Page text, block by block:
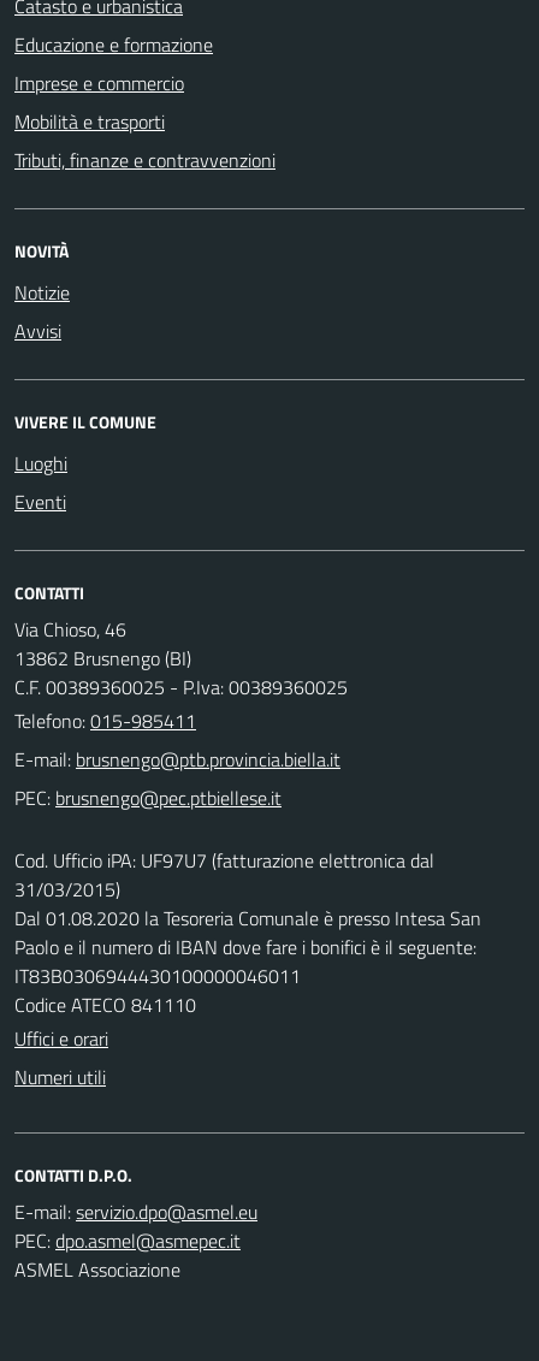
Educazione e formazione
Imprese e commercio
Mobilità e trasporti
Tributi, finanze e contravvenzioni
NOVITÀ
Notizie
Avvisi
VIVERE IL COMUNE
Luoghi
Eventi
CONTATTI
Via Chioso, 46
13862 Brusnengo (BI)
C.F. 00389360025 - P.Iva: 00389360025
Telefono:015-985411
E-mail:
PEC:
Cod. Ufficio iPA: UF97U7 (fatturazione elettronica dal
31/03/2015)
Dal 01.08.2020 la Tesoreria Comunale è presso Intesa San
Paolo e il numero di IBAN dove fare i bonifici è il seguente:
IT83B0306944430100000046011
Codice ATECO 841110
Uffici e orari
Numeri utili
CONTATTI D.P.O.
E-mail:
PEC:
ASMEL Associazione